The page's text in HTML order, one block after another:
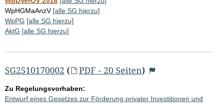
WpHGMaAnzV [alle SG hierzu]
WpPG [alle SG hierzu]
AktG [alle SG hierzu]
SG2510170002 ( PDF - 20 Seiten)
Zu Regelungsvorhaben:
Entwurf eines Gesetzes zur Förderung privater Investitionen und